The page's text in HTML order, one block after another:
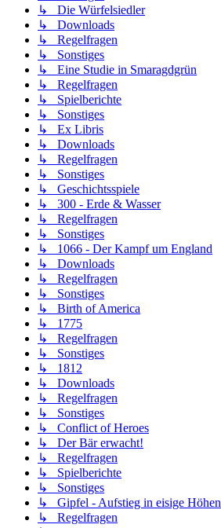
↳ Die Würfelsiedler
↳ Downloads
↳ Regelfragen
↳ Sonstiges
↳ Eine Studie in Smaragdgrün
↳ Regelfragen
↳ Spielberichte
↳ Sonstiges
↳ Ex Libris
↳ Downloads
↳ Regelfragen
↳ Sonstiges
↳ Geschichtsspiele
↳ 300 - Erde & Wasser
↳ Regelfragen
↳ Sonstiges
↳ 1066 - Der Kampf um England
↳ Downloads
↳ Regelfragen
↳ Sonstiges
↳ Birth of America
↳ 1775
↳ Regelfragen
↳ Sonstiges
↳ 1812
↳ Downloads
↳ Regelfragen
↳ Sonstiges
↳ Conflict of Heroes
↳ Der Bär erwacht!
↳ Regelfragen
↳ Spielberichte
↳ Sonstiges
↳ Gipfel - Aufstieg in eisige Höhen
↳ Regelfragen